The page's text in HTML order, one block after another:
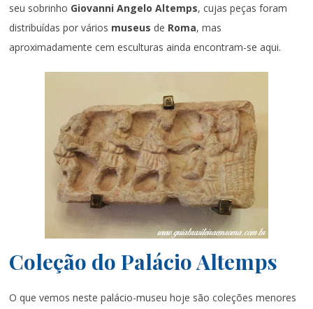
seu sobrinho Giovanni Angelo Altemps, cujas peças foram
distribuídas por vários museus de Roma, mas
aproximadamente cem esculturas ainda encontram-se aqui.
Coleção do Palácio Altemps
O que vemos neste palácio-museu hoje são coleções menores